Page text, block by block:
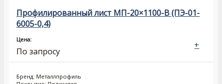
Профилированный лист МП-20×1100-B (ПЭ-01-
6005-0,4)
Цена:
По запросу
Бренд: Металлпрофиль
+